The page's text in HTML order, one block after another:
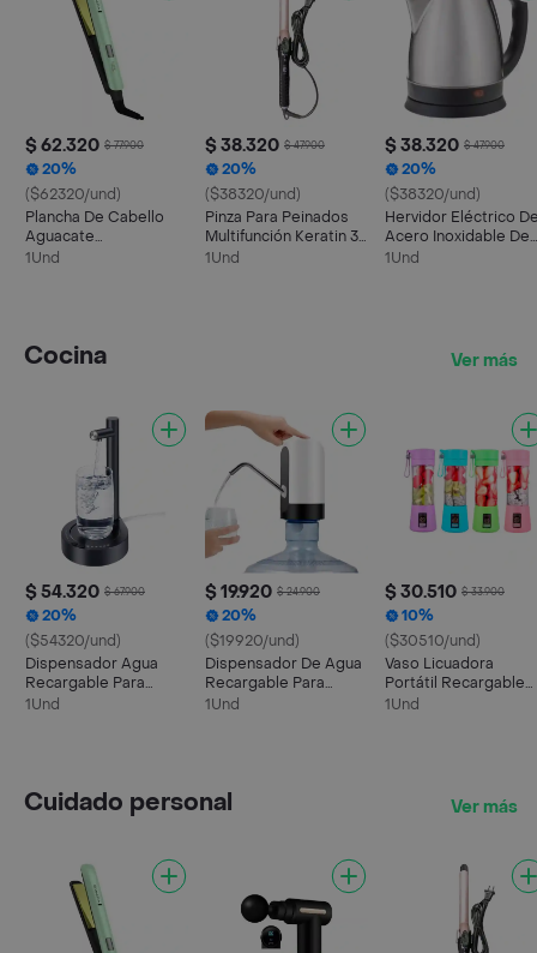
$ 62.320 $ 77.900
20%
($62320/und)
Plancha De Cabello
Aguacate
Remingnnton Replica
1Und
$ 38.320 $ 47.900
20%
($38320/und)
Pinza Para Peinados
Multifunción Keratin 3d
Power
1Und
$ 38.320 $ 47.900
20%
($38320/und)
Hervidor Eléctrico
Acero Inoxidable De
1.8l 110v
1Und
Cocina Ver más
$ 54.320 $ 67.900
20%
($54320/und)
Dispensador Agua
Recargable Para
Botellón Acero
1Und
$ 19.920 $ 24.900
20%
($19920/und)
Dispensador De Agua
Recargable Para
Botellón
1Und
$ 30.510 $ 33.900
10%
($30510/und)
Vaso Licuadora
Portátil Recargable
380ml
1Und
Cuidado personal Ver más